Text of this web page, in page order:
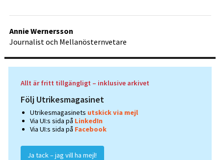
Annie Wernersson
Journalist och Mellanösternvetare
Allt är fritt tillgängligt – inklusive arkivet
Följ Utrikesmagasinet
Utrikesmagasinets utskick via mejl
Via UI:s sida på LinkedIn
Via UI:s sida på Facebook
Ja tack – jag vill ha mejl!